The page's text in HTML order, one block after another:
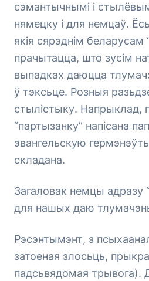
сэмантычнымі і
нямецку і для немцаў.
якія сярэднім беларусам
прачытацца, што зусім
выпадках даюцца
ў тэксьце. Розныя
стылістыку. Напрыклад,
“партызанку” напісана
эвангельскую
складана.
Загаловак немцы адразу
для нашых даю
Рэсэнтымэнт, з
затоеная злосьць,
падсьвядомая трывога).